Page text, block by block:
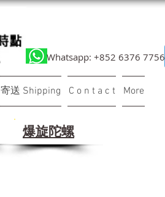
Whatsapp: +852 6376 7756
寄送 Shipping C o n t a c t More
​爆旋陀螺